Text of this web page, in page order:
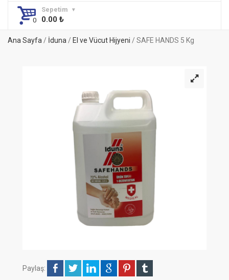
Sepetim
0.00 ₺
Ana Sayfa/ İduna/ El ve Vücut Hijyeni / SAFE HANDS 5 Kg
Paylaş: